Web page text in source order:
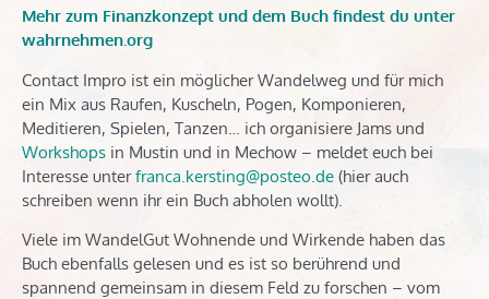
Mehr zum Finanzkonzept und dem Buch findest du unter
wahrnehmen.org
Contact Impro ist ein möglicher Wandelweg und für mich
ein Mix aus Raufen, Kuscheln, Pogen, Komponieren,
Meditieren, Spielen, Tanzen… ich organisiere Jams und
Workshops in Mustin und in Mechow – meldet euch bei
Interesse unterfranca.kersting@posteo.de (hier auch
schreiben wenn ihr ein Buch abholen wollt).
Viele im WandelGut Wohnende und Wirkende haben das
Buch ebenfalls gelesen und es ist so berührend und
spannend gemeinsam in diesem Feld zu forschen – vom